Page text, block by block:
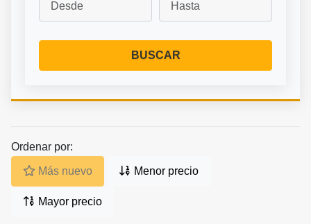
BUSCAR
Ordenar por:
Más nuevo Menor precio
Mayor precio